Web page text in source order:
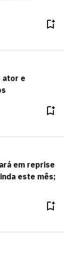
ator e
em reprise
este mês;